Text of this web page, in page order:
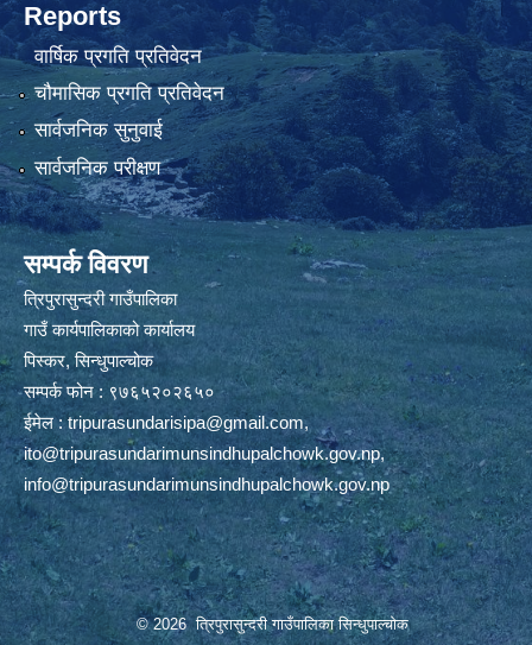
Reports
वार्षिक प्रगति प्रतिवेदन
चौमासिक प्रगति प्रतिवेदन
सार्वजनिक सुनुवाई
सार्वजनिक परीक्षण
सम्पर्क विवरण
त्रिपुरासुन्दरी गाउँपालिका
गाउँ कार्यपालिकाको कार्यालय
पिस्कर, सिन्धुपाल्चोक
सम्पर्क फोन : ९७६५२०२६५०
ईमेल :tripurasundarisipa@gmail.com,
ito@tripurasundarimunsindhupalchowk.gov.np,
info@tripurasundarimunsindhupalchowk.gov.np
© 2026 त्रिपुरासुन्दरी गाउँपालिका सिन्धुपाल्चाेक